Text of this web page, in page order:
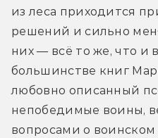
из леса приходится
решений и сильно
них — всё то же, что и
большинстве книг
любовно описанный
непобедимые воины,
вопросами о воинском